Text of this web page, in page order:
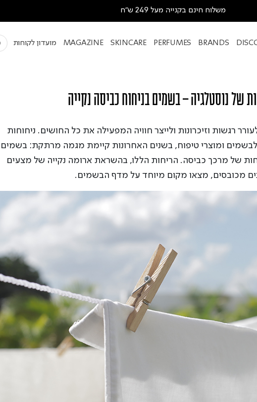
משלוח חינם בקנייה מעל 249 ש"ח
BRANDS
PERFUMES
SKINCARE
MAGAZINE מועדון לקוחות
של נוסטלגיה – בשמים בניחוח כביסה נקייה
רגשות וזיכרונות ולייצר חוויה המפעילה את כל החושים. ניחוחות
ומוצרי טיפוח, בשנים האחרונות קיימת מגמה מרתקת: בשמים
של מרכך כביסה. הריחות הללו, בהשראת ארומה נקייה של מצעים
מכובסים, מצאו מקום מיוחד על מדף הבשמים.